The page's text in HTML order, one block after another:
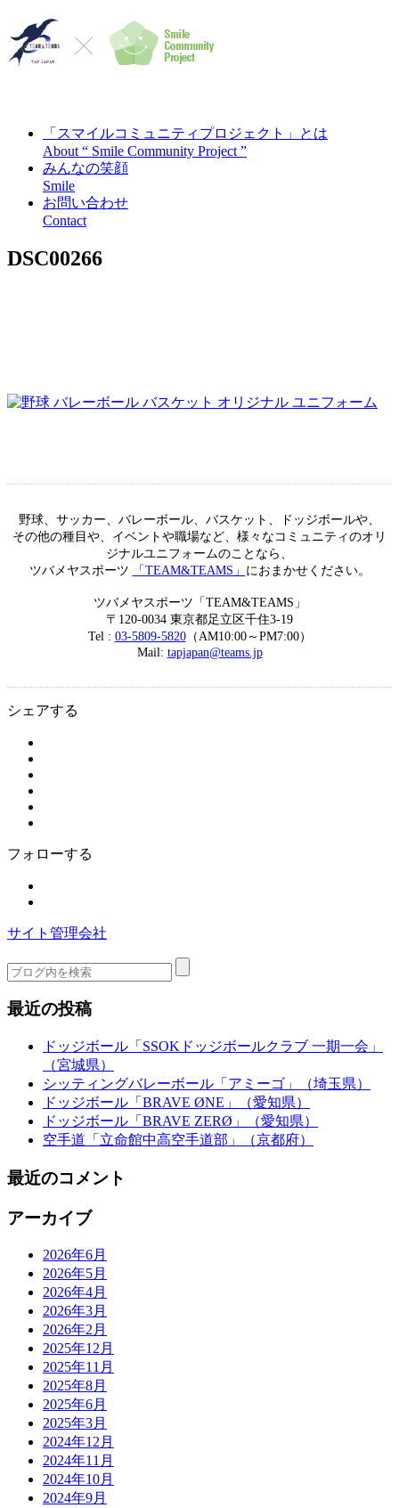
「スマイルコミュニティプロジェクト」とは
About “ Smile Community Project ”
みんなの笑顔
Smile
お問い合わせ
Contact
DSC00266
野球、サッカー、バレーボール、バスケット、ドッジボールや、
その他の種目や、イベントや職場など、様々なコミュニティのオリ
ジナルユニフォームのことなら、
ツバメヤスポーツ
「TEAM&TEAMS」 におまかせください。
ツバメヤスポーツ「TEAM&TEAMS」
〒120-0034 東京都足立区千住3-19
Tel : 03-5809-5820（AM10:00～PM7:00）
Mail: tapjapan@teams.jp
シェアする
フォローする
サイト管理会社
最近の投稿
ドッジボール「SSOKドッジボールクラブ 一期一会」
（宮城県）
シッティングバレーボール「アミーゴ」（埼玉県）
ドッジボール「BRAVE ØNE」（愛知県）
ドッジボール「BRAVE ZERØ」（愛知県）
空手道「立命館中高空手道部」（京都府）
最近のコメント
アーカイブ
2026年6月
2026年5月
2026年4月
2026年3月
2026年2月
2025年12月
2025年11月
2025年8月
2025年6月
2025年3月
2024年12月
2024年11月
2024年10月
2024年9月